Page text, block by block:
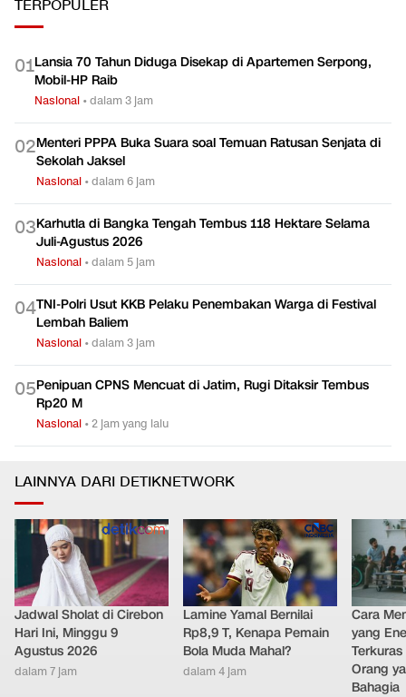
TERPOPULER
01Lansia 70 Tahun Diduga Disekap di Apartemen Serpong,
Mobil-HP Raib
Nasional •dalam 3 jam
02Menteri PPPA Buka Suara soal Temuan Ratusan Senjata di
Sekolah Jaksel
Nasional •dalam 6 jam
03Karhutla di Bangka Tengah Tembus 118 Hektare Selama
Juli-Agustus 2026
Nasional •dalam 5 jam
04TNI-Polri Usut KKB Pelaku Penembakan Warga di Festival
Lembah Baliem
Nasional •dalam 3 jam
05Penipuan CPNS Mencuat di Jatim, Rugi Ditaksir Tembus
Rp20 M
Nasional •2 jam yang lalu
LAINNYA DARI DETIKNETWORK
Jadwal Sholat di Cirebon
Hari Ini, Minggu 9
Agustus 2026
dalam 7 jam
Lamine Yamal Bernilai
Rp8,9 T, Kenapa Pemain
Bola Muda Mahal?
dalam 4 jam
Cara
yang
Orang
Bahagia